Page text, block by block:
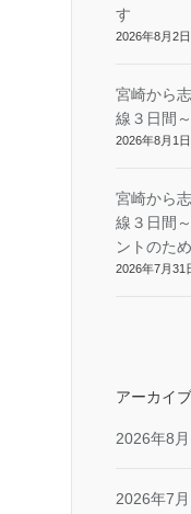
す
2026年8月2日
宮崎から
線３日間
2026年8月1日
宮崎から
線３日間
ントのため
2026年7月31
アーカイブ
2026年8月
2026年7月